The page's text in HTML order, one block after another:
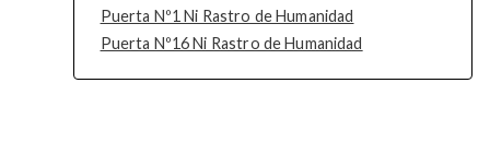
Puerta Nº1 Ni Rastro de Humanidad
Puerta Nº16 Ni Rastro de Humanidad